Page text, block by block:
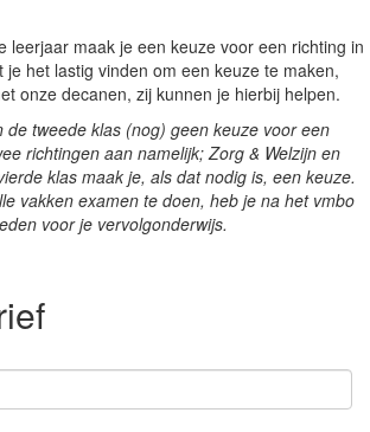
leerjaar maak je een keuze voor een richting in
je het lastig vinden om een keuze te maken,
onze decanen, zij kunnen je hierbij helpen.
de tweede klas (nog) geen keuze voor een
richtingen aan namelijk; Zorg & Welzijn en
klas maak je, als dat nodig is, een keuze.
vakken examen te doen, heb je na het vmbo
voor je vervolgonderwijs.